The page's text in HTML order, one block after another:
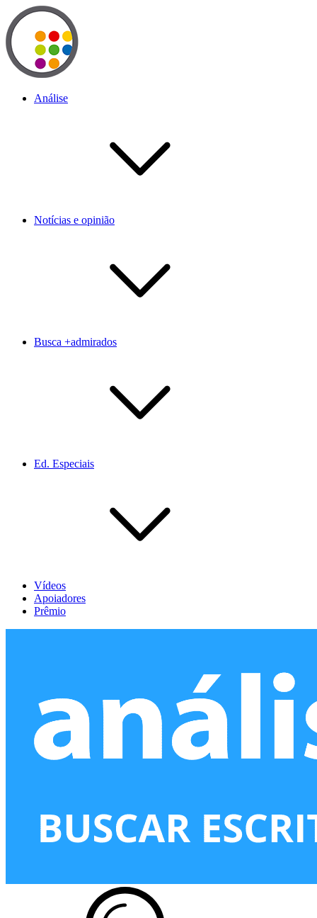
Análise
Notícias e opinião
Busca +admirados
Ed. Especiais
Vídeos
Apoiadores
Prêmio